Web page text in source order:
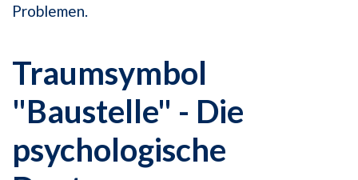
Problemen.
Traumsymbol
"Baustelle" - Die
psychologische